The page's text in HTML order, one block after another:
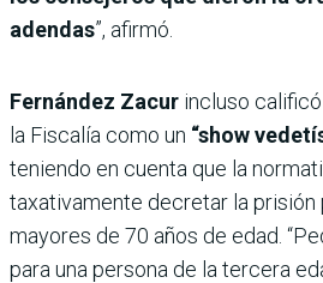
adendas”, afirmó.
Fernández Zacur incluso
la Fiscalía como un “show
teniendo en cuenta que la
taxativamente decretar la prisión
mayores de 70 años de edad.
para una persona de la tercera